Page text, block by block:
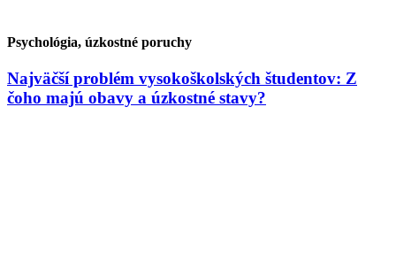
Psychológia, úzkostné poruchy
Najväčší problém vysokoškolských študentov: Z
čoho majú obavy a úzkostné stavy?